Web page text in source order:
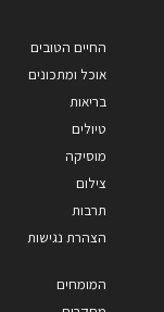
החיים הטובים
אוכל ומתכונים
בריאות
טיולים
מוסיקה
צילום
תרבות
הצהרת נגישות
המומחים